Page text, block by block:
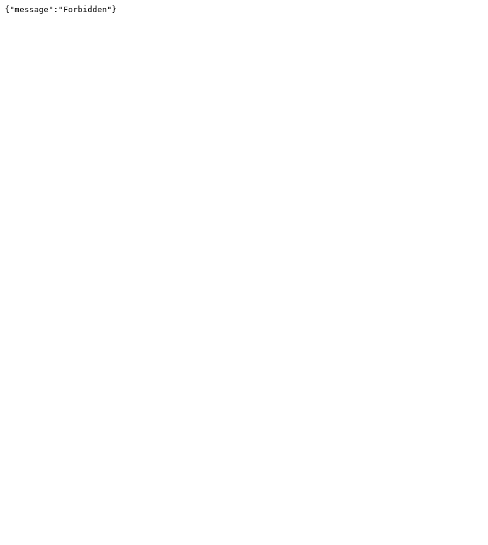
{"message":"Forbidden"}